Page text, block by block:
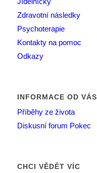
Zdravotní následky
Psychoterapie
Kontakty na pomoc
Odkazy
INFORMACE OD VÁS
Příběhy ze života
Diskusní forum Pokec
CHCI VĚDĚT VÍC